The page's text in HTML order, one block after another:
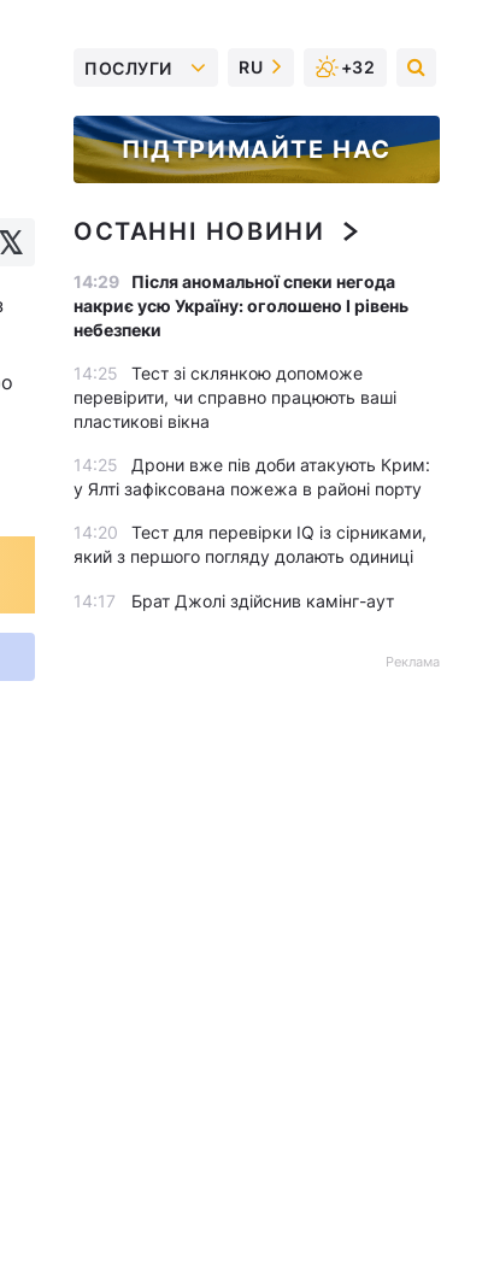
ПОСЛУГИ RU +32
ПІДТРИМАЙТЕ НАС
ОСТАННІ НОВИНИ
14:29
Після аномальної спеки негода
накриє усю Україну: оголошено І рівень
небезпеки
14:25
Тест зі склянкою допоможе
перевірити, чи справно працюють ваші
пластикові вікна
14:25
Дрони вже пів доби атакують Крим:
у Ялті зафіксована пожежа в районі порту
14:20
Тест для перевірки IQ із сірниками,
який з першого погляду долають одиниці
14:17 Брат Джолі здійснив камінг-аут
Реклама